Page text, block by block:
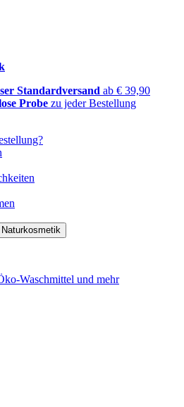
Standardversand ab € 39,90
Probe zu jeder Bestellung
Waschmittel und mehr